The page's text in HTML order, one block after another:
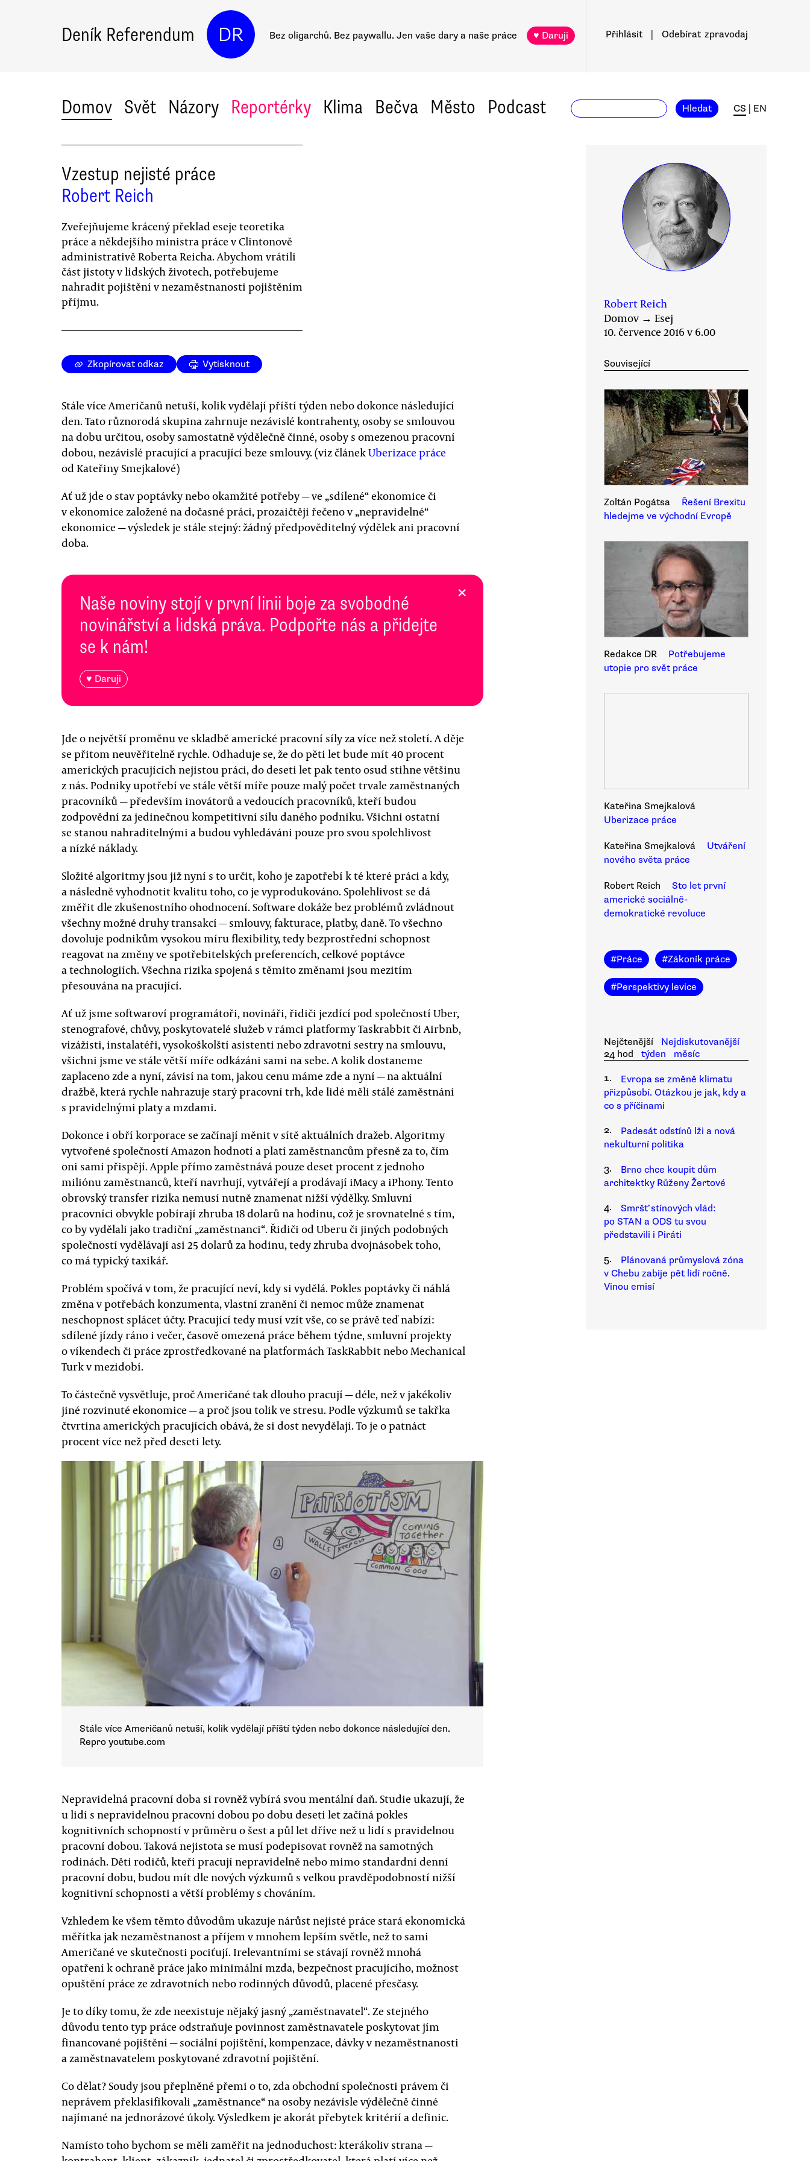
Deník Referendum DR Bez oligarchů. Bez paywallu. Jen vaše dary a naše práce ♥ Daruji Přihlásit Odebírat zpravodaj
Domov Svět Názory Reportérky Klima Bečva Město Podcast Hledat CS EN
Vzestup nejisté práce
Robert Reich
Zveřejňujeme krácený překlad eseje teoretika
práce a někdejšího ministra práce v Clintonově
administrativě Roberta Reicha. Abychom vrátili
část jistoty v lidských životech, potřebujeme
nahradit pojištění v nezaměstnanosti pojištěním
příjmu.
Zkopírovat odkaz Vytisknout
Stále více Američanů netuší, kolik vydělají příští týden nebo dokonce následující
den. Tato různorodá skupina zahrnuje nezávislé kontrahenty, osoby se smlouvou
na dobu určitou, osoby samostatně výdělečně činné, osoby s omezenou pracovní
dobou, nezávislé pracující a pracující beze smlouvy. (viz článekUberizace práce
od Kateřiny Smejkalové)
Ať už jde o stav poptávky nebo okamžité potřeby — ve „sdílené“ ekonomice či
v ekonomice založené na dočasné práci, prozaičtěji řečeno v „nepravidelné“
ekonomice — výsledek je stále stejný: žádný předpověditelný výdělek ani pracovní
doba.
Naše noviny stojí v první linii boje za svobodné
novinářství a lidská práva. Podpořte nás a přidejte
se k nám!
♥ Daruji
×
Jde o největší proměnu ve skladbě americké pracovní síly za více než století. A děje
se přitom neuvěřitelně rychle. Odhaduje se, že do pěti let bude mít 40 procent
amerických pracujících nejistou práci, do deseti let pak tento osud stihne většinu
z nás. Podniky upotřebí ve stále větší míře pouze malý počet trvale zaměstnaných
pracovníků — především inovátorů a vedoucích pracovníků, kteří budou
zodpovědní za jedinečnou kompetitivní sílu daného podniku. Všichni ostatní
se stanou nahraditelnými a budou vyhledáváni pouze pro svou spolehlivost
a nízké náklady.
Složité algoritmy jsou již nyní s to určit, koho je zapotřebí k té které práci a kdy,
a následně vyhodnotit kvalitu toho, co je vyprodukováno. Spolehlivost se dá
změřit dle zkušenostního ohodnocení. Software dokáže bez problémů zvládnout
všechny možné druhy transakcí — smlouvy, fakturace, platby, daně. To všechno
dovoluje podnikům vysokou míru flexibility, tedy bezprostřední schopnost
reagovat na změny ve spotřebitelských preferencích, celkové poptávce
a technologiích. Všechna rizika spojená s těmito změnami jsou mezitím
přesouvána na pracující.
Ať už jsme softwaroví programátoři, novináři, řidiči jezdící pod společností Uber,
stenografové, chůvy, poskytovatelé služeb v rámci platformy Taskrabbit či Airbnb,
vizážisti, instalatéři, vysokoškolští asistenti nebo zdravotní sestry na smlouvu,
všichni jsme ve stále větší míře odkázáni sami na sebe. A kolik dostaneme
zaplaceno zde a nyní, závisí na tom, jakou cenu máme zde a nyní — na aktuální
dražbě, která rychle nahrazuje starý pracovní trh, kde lidé měli stálé zaměstnání
s pravidelnými platy a mzdami.
Dokonce i obří korporace se začínají měnit v sítě aktuálních dražeb. Algoritmy
vytvořené společností Amazon hodnotí a platí zaměstnancům přesně za to, čím
oni sami přispějí. Apple přímo zaměstnává pouze deset procent z jednoho
miliónu zaměstnanců, kteří navrhují, vytvářejí a prodávají iMacy a iPhony. Tento
obrovský transfer rizika nemusí nutně znamenat nižší výdělky. Smluvní
pracovníci obvykle pobírají zhruba 18 dolarů na hodinu, což je srovnatelné s tím,
co by vydělali jako tradiční „zaměstnanci“. Řidiči od Uberu či jiných podobných
společností vydělávají asi 25 dolarů za hodinu, tedy zhruba dvojnásobek toho,
co má typický taxikář.
Problém spočívá v tom, že pracující neví, kdy si vydělá. Pokles poptávky či náhlá
změna v potřebách konzumenta, vlastní zranění či nemoc může znamenat
neschopnost splácet účty. Pracující tedy musí vzít vše, co se právě teď nabízí:
sdílené jízdy ráno i večer, časově omezená práce během týdne, smluvní projekty
o víkendech či práce zprostředkované na platformách TaskRabbit nebo Mechanical
Turk v mezidobí.
To částečně vysvětluje, proč Američané tak dlouho pracují — déle, než v jakékoliv
jiné rozvinuté ekonomice — a proč jsou tolik ve stresu. Podle výzkumů se takřka
čtvrtina amerických pracujících obává, že si dost nevydělají. To je o patnáct
procent více než před deseti lety.
Stále více Američanů netuší, kolik vydělají příští týden nebo dokonce následující den.
Repro youtube.com
Nepravidelná pracovní doba si rovněž vybírá svou mentální daň. Studie ukazují, že
u lidí s nepravidelnou pracovní dobou po dobu deseti let začíná pokles
kognitivních schopností v průměru o šest a půl let dříve než u lidí s pravidelnou
pracovní dobou. Taková nejistota se musí podepisovat rovněž na samotných
rodinách. Děti rodičů, kteří pracují nepravidelně nebo mimo standardní denní
pracovní dobu, budou mít dle nových výzkumů s velkou pravděpodobností nižší
kognitivní schopnosti a větší problémy s chováním.
Vzhledem ke všem těmto důvodům ukazuje nárůst nejisté práce stará ekonomická
měřítka jak nezaměstnanost a příjem v mnohem lepším světle, než to sami
Američané ve skutečnosti pociťují. Irelevantními se stávají rovněž mnohá
opatření k ochraně práce jako minimální mzda, bezpečnost pracujícího, možnost
opuštění práce ze zdravotních nebo rodinných důvodů, placené přesčasy.
Je to díky tomu, že zde neexistuje nějaký jasný „zaměstnavatel“. Ze stejného
důvodu tento typ práce odstraňuje povinnost zaměstnavatele poskytovat jím
financované pojištění — sociální pojištění, kompenzace, dávky v nezaměstnanosti
a zaměstnavatelem poskytované zdravotní pojištění.
Co dělat? Soudy jsou přeplněné přemi o to, zda obchodní společnosti právem či
neprávem překlasifikovali „zaměstnance“ na osoby nezávisle výdělečně činné
najímané na jednorázové úkoly. Výsledkem je akorát přebytek kritérií a definic.
Namísto toho bychom se měli zaměřit na jednoduchost: kterákoliv strana —
Robert Reich
Domov → Esej
10. července 2016 v 6.00
Související
Zoltán Pogátsa
Řešení Brexitu
hledejme ve východní Evropě
Redakce DR
Potřebujeme
utopie pro svět práce
Kateřina Smejkalová
Uberizace práce
Kateřina Smejkalová
Utváření
nového světa práce
Robert Reich
Sto let první
americké sociálně-
demokratické revoluce
#Práce #Zákoník práce
#Perspektivy levice
Nejčtenější
Nejdiskutovanější
24 hod
týden
měsíc
1.
Evropa se změně klimatu
přizpůsobí. Otázkou je jak, kdy a
co s příčinami
2.
Padesát odstínů lži a nová
nekulturní politika
3.
Brno chce koupit dům
architektky Růženy Žertové
4.
Smršť stínových vlád:
po STAN a ODS tu svou
představili i Piráti
5.
Plánovaná průmyslová zóna
v Chebu zabije pět lidí ročně.
Vinou emisí